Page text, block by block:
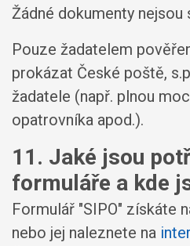
Žádné dokumenty nejsou
Pouze žadatelem
prokázat České poště,
žadatele (např. plnou
opatrovníka apod.).
11. Jaké jsou
formuláře a kde
Formulář "SIPO" získáte
nebo jej naleznete na